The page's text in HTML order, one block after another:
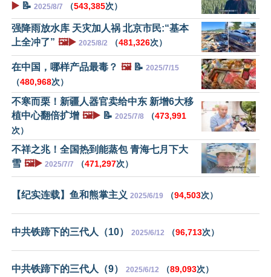
▶️ 📝 2025/8/7 （543,385次）
强降雨放水库 天灾加人祸 北京市民:“基本
上全冲了” 🖼️▶️ 2025/8/2 （481,326次）
在中国，哪样产品最毒？ 🖼️📝 2025/7/15
（480,968次）
不寒而栗！新疆人器官卖给中东 新增6大移
植中心翻倍扩增 🖼️▶️ 📝 2025/7/8 （473,991
次）
不祥之兆！全国热到能蒸包 青海七月下大
雪 🖼️▶️ 2025/7/7 （471,297次）
【纪实连载】鱼和熊掌主义 2025/6/19 （94,503次）
中共铁蹄下的三代人（10） 2025/6/12 （96,713次）
中共铁蹄下的三代人（9） 2025/6/12 （89,093次）